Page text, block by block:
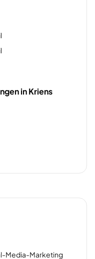
in Kriens
Media-Marketing